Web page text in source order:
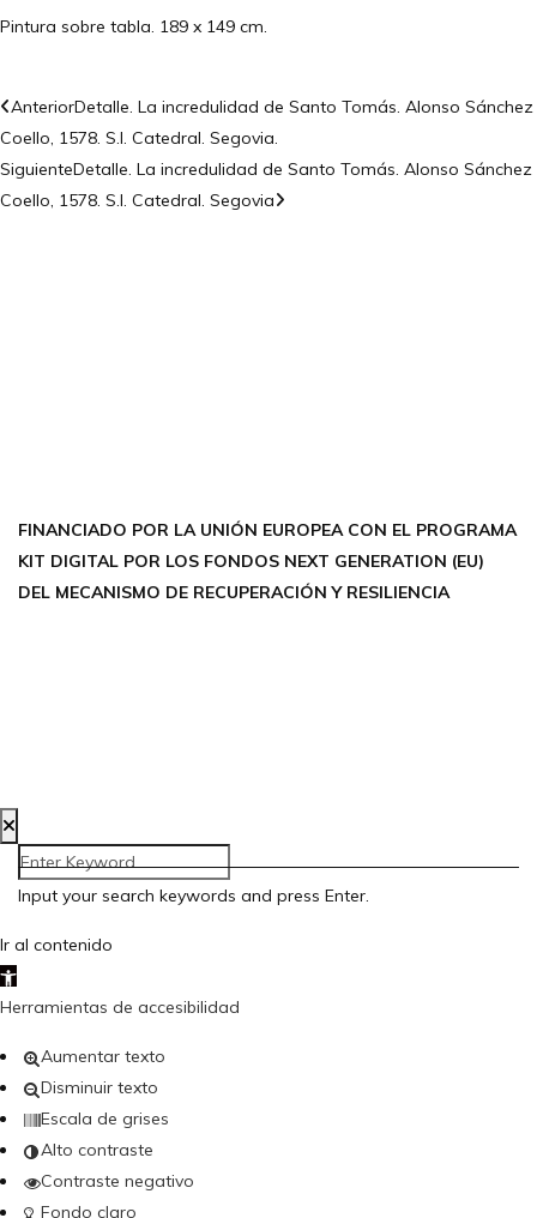
Pintura sobre tabla. 189 x 149 cm.
AnteriorDetalle. La incredulidad de Santo Tomás. Alonso Sánchez
Coello, 1578. S.I. Catedral. Segovia.
SiguienteDetalle. La incredulidad de Santo Tomás. Alonso Sánchez
Coello, 1578. S.I. Catedral. Segovia
FINANCIADO POR LA UNIÓN EUROPEA CON EL PROGRAMA
KIT DIGITAL POR LOS FONDOS NEXT GENERATION (EU)
DEL MECANISMO DE RECUPERACIÓN Y RESILIENCIA
Input your search keywords and press Enter.
Ir al contenido
Abrir barra de herramientas
Herramientas de accesibilidad
Aumentar texto
Disminuir texto
Escala de grises
Alto contraste
Contraste negativo
Fondo claro